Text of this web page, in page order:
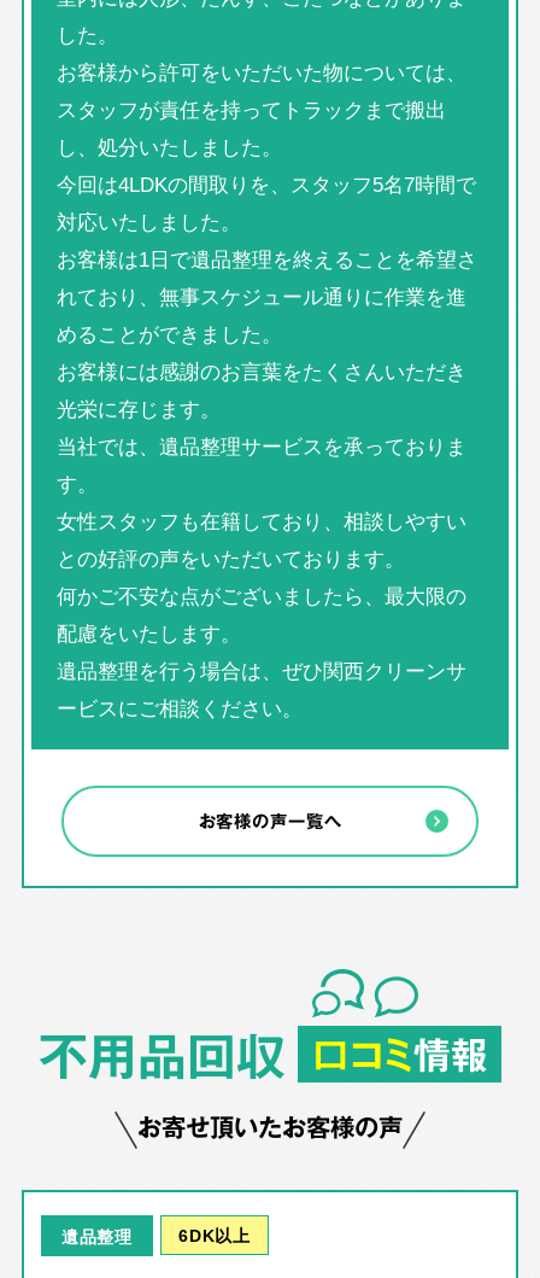
した。
お客様から許可をいただいた物については、
スタッフが責任を持ってトラックまで搬出
し、処分いたしました。
今回は4LDKの間取りを、スタッフ5名7時間で
対応いたしました。
お客様は1日で遺品整理を終えることを希望さ
れており、無事スケジュール通りに作業を進
めることができました。
お客様には感謝のお言葉をたくさんいただき
光栄に存じます。
当社では、遺品整理サービスを承っておりま
す。
女性スタッフも在籍しており、相談しやすい
との好評の声をいただいております。
何かご不安な点がございましたら、最大限の
配慮をいたします。
遺品整理を行う場合は、ぜひ関西クリーンサ
ービスにご相談ください。
お客様の声一覧へ
不用品回収 口コミ情報
お寄せ頂いたお客様の声
遺品整理 6DK以上